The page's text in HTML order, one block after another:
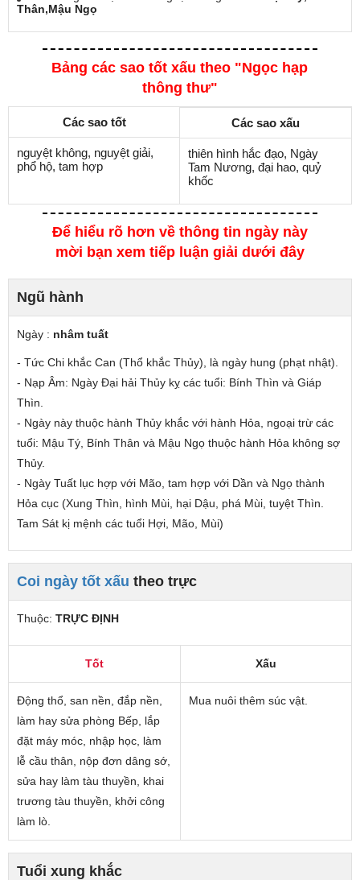
Thân,Mậu Ngọ
Bảng các sao tốt xấu theo "Ngọc hạp
thông thư"
Các sao tốt
nguyệt không, nguyệt giải,
phổ hộ, tam hợp
Các sao xấu
thiên hình hắc đạo, Ngày
Tam Nương, đại hao, quỷ
khốc
Để hiểu rõ hơn về thông tin ngày này
mời bạn xem tiếp luận giải dưới đây
Ngũ hành
Ngày : nhâm tuất
- Tức Chi khắc Can (Thổ khắc Thủy), là ngày hung (phạt nhật).
- Nạp Âm: Ngày Đại hải Thủy kỵ các tuổi: Bính Thìn và Giáp
Thìn.
- Ngày này thuộc hành Thủy khắc với hành Hỏa, ngoại trừ các
tuổi: Mậu Tý, Bính Thân và Mậu Ngọ thuộc hành Hỏa không sợ
Thủy.
- Ngày Tuất lục hợp với Mão, tam hợp với Dần và Ngọ thành
Hỏa cục (Xung Thìn, hình Mùi, hại Dậu, phá Mùi, tuyệt Thìn.
Tam Sát kị mệnh các tuổi Hợi, Mão, Mùi)
Coi ngày tốt xấu theo trực
Thuộc: TRỰC ĐỊNH
Tốt Xấu
Động thổ, san nền, đắp nền,
làm hay sửa phòng Bếp, lắp
đặt máy móc, nhập học, làm
lễ cầu thân, nộp đơn dâng sớ,
sửa hay làm tàu thuyền, khai
trương tàu thuyền, khởi công
làm lò.
Mua nuôi thêm súc vật.
Tuổi xung khắc